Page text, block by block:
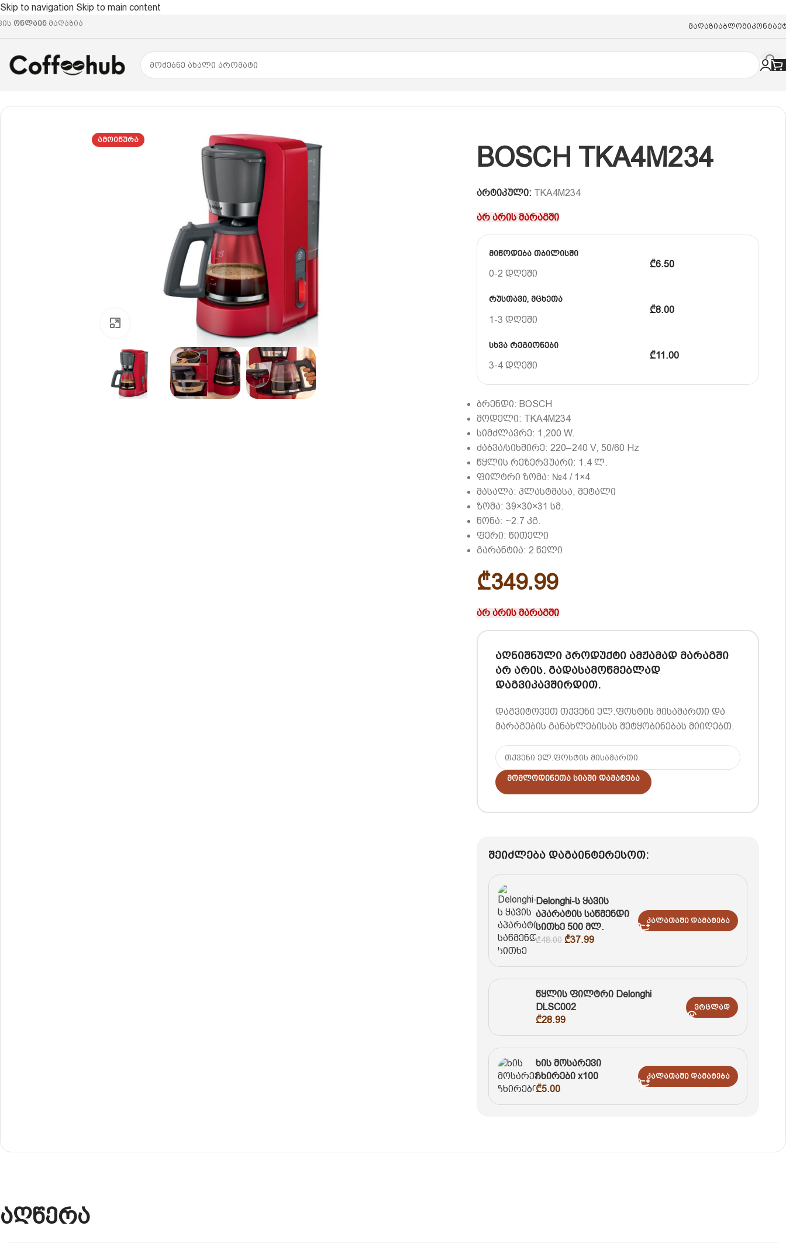
Skip to navigation Skip to main content
ონლაინ მაღაზია ᲛაღაზიაᲑლოგი
ᲐᲛᲝᲘᲬᲣᲠᲐ
BOSCH TKA4M234
არტიკული: TKA4M234
არ არის მარაგში
მიწოდება თბილისში
0-2 დღეში
₾6.50
რუსთავი, მცხეთა
1-3 დღეში
₾8.00
სხვა რეგიონები
3-4 დღეში
₾11.00
ბრენდი: BOSCH
მოდელი: TKA4M234
სიმძლავრე: 1,200 W.
ძაბვა/სიხშირე: 220–240 V, 50/60 Hz
წყლის რეზერვუარი: 1.4 ლ.
ფილტრი ზომა: №4 / 1×4
მასალა: პლასტმასა, მეტალი
ზომა: 39×30×31 სმ.
წონა: ~2.7 კგ.
ფერი: წითელი
გარანტია: 2 წელი
₾349.99
არ არის მარაგში
აღნიშნული პროდუქტი ამჟამად მარაგში
არ არის. გადასამოწმებლად
დაგვიკავშირდით.
დაგვიტოვეთ თქვენი ელ.ფოსტის მისამართი და
მარაგების განახლებისას შეტყობინებას მიიღებთ.
Მომლოდინეთა Სიაში Დამატება
შეიძლება დაგაინტერესოთ:
Delonghi-ს ყავის
აპარატის საწმენდი
სითხე 500 მლ.
₾48.00 ₾37.99
Კალათაში Დამატება
წყლის ფილტრი Delonghi
DLSC002
₾28.99
Ვრცლად
ხის მოსარევი
ჩხირები x100
₾5.00
Კალათაში Დამატება
აღწერა